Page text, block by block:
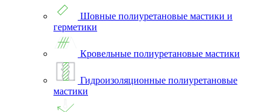
Шовные полиуретановые мастики и
герметики
Кровельные полиуретановые мастики
Гидроизоляционные полиуретановые
мастики